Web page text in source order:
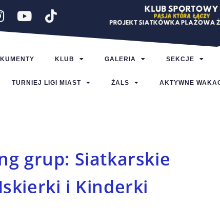
KLUB GALERIA SEKCJE
TURNIEJ LIGI MIAST ŻALS AKTYWNE
grup: Siatkarskie
i Kinderki